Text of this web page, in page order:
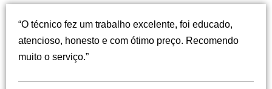
s
i
“O técnico fez um trabalho excelente, foi educado,
atencioso, honesto e com ótimo preço. Recomendo
muito o serviço.”